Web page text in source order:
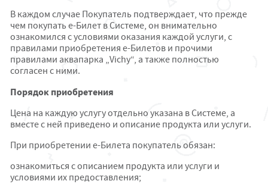
В каждом случае Покупатель подтверждает, что прежде
чем покупать е-Билет в Системе, он внимательно
ознакомился с условиями оказания каждой услуги, с
правилами приобретения е-Билетов и прочими
правилами аквапарка „Vichy“, а также полностью
согласен с ними.
Порядок приобретения
Цена на каждую услугу отдельно указана в Системе, а
вместе с ней приведено и описание продукта или услуги.
При приобретении e-Билета покупатель обязан:
ознакомиться с описанием продукта или услуги и
условиями их предоставления;